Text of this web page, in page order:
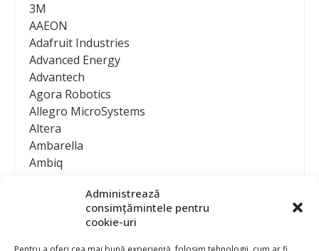
Administrează
consimțămintele pentru
cookie-uri
3M
AAEON
Adafruit Industries
Advanced Energy
Advantech
Agora Robotics
Allegro MicroSystems
Altera
Ambarella
Ambiq
Analog Devices
Anritsu Corporation